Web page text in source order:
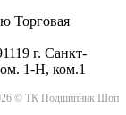
Торговая
г. Санкт-
1-Н, ком.1
© ТК Подшипник Шоп